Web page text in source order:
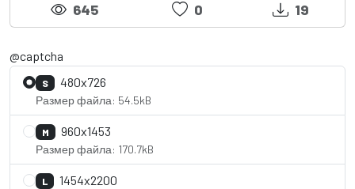
645 0 19
@captcha
S 480x726
Размер файла: 54.5kB
M 960x1453
Размер файла: 170.7kB
L 1454x2200